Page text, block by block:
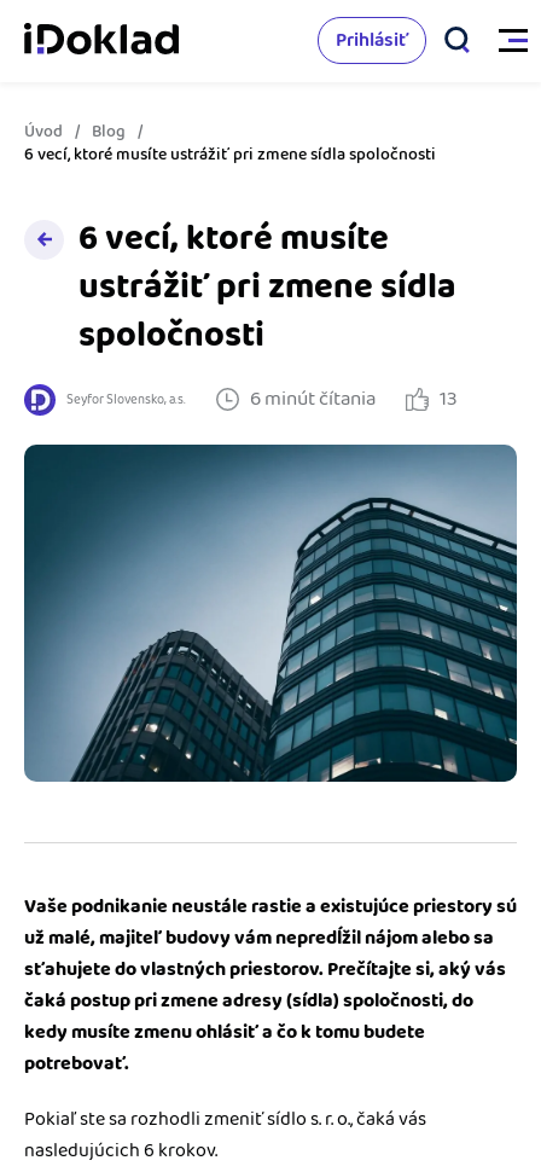
Vlastnosti
Online fakturácia
Správa kontaktov
Sledovanie cashflow
Spolupráca s účtovníkom
Prepojenie na ďalšie systémy
Cenník
Vzdelanie
Ako sa vyznať vo fakturácii
Spýtajte sa nás
Prihlásiť
Úvod
Blog
6 vecí, ktoré musíte ustrážiť pri zmene sídla spoločnosti
6 vecí, ktoré musíte
ustrážiť pri zmene sídla
spoločnosti
Seyfor Slovensko, a.s. 6 minút čítania 13
Vaše podnikanie neustále rastie a existujúce priestory sú
už malé, majiteľ budovy vám nepredĺžil nájom alebo sa
sťahujete do vlastných priestorov. Prečítajte si, aký vás
čaká postup pri zmene adresy (sídla) spoločnosti, do
kedy musíte zmenu ohlásiť a čo k tomu budete
potrebovať.
Pokiaľ ste sa rozhodli zmeniť sídlo s. r. o., čaká vás
nasledujúcich 6 krokov.